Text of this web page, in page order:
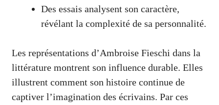
Des essais analysent son caractère,
révélant la complexité de sa personnalité.
Les représentations d’Ambroise Fieschi dans la
littérature montrent son influence durable. Elles
illustrent comment son histoire continue de
captiver l’imagination des écrivains. Par ces